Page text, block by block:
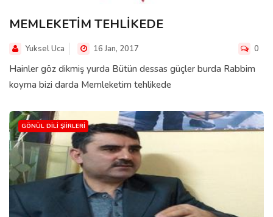
MEMLEKETİM TEHLİKEDE
Yuksel Uca 16 Jan, 2017 0
Hainler göz dikmiş yurda Bütün dessas güçler burda Rabbim
koyma bizi darda Memleketim tehlikede
GÖNÜL DILI ŞIIRLERI